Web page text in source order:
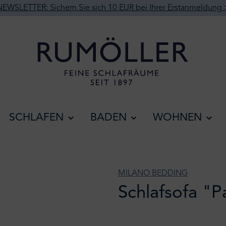
Sichern Sie sich 10 EUR bei Ihrer Erstanmeldung
SCHLAFEN BADEN WOHNEN
MILANO BEDDING
Schlafsofa